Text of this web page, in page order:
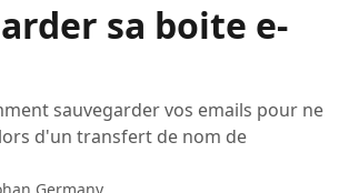
sa boite e-
sauvegarder vos emails pour ne
d'un transfert de nom de